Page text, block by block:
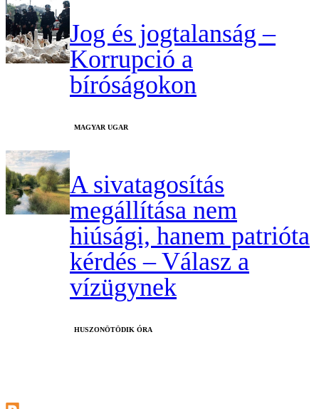
Jog és jogtalanság –
Korrupció a
bíróságokon
MAGYAR UGAR
A sivatagosítás
megállítása nem
hiúsági, hanem patrióta
kérdés – Válasz a
vízügynek
HUSZONÖTÖDIK ÓRA